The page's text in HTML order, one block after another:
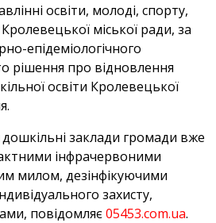
освіти, молоді, спорту,
міської ради, за
епідеміологічного
рішення про відновлення
освіти Кролевецької
заклади громади вже
інфрачервоними
милом, дезінфікуючими
захисту,
повідомляє05453.com.ua.